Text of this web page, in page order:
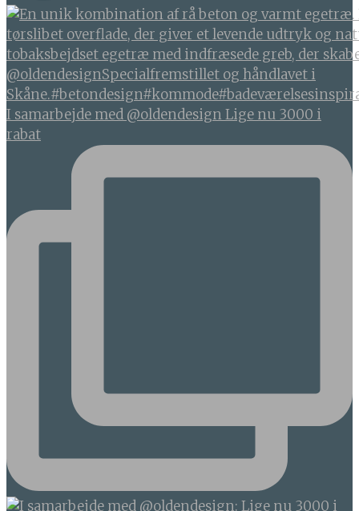
I samarbejde med @oldendesign Lige nu 3000 i
rabat